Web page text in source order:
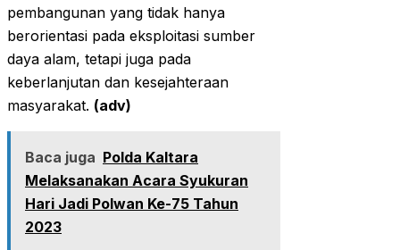
pembangunan yang tidak hanya
berorientasi pada eksploitasi sumber
daya alam, tetapi juga pada
keberlanjutan dan kesejahteraan
masyarakat. (adv)
Baca juga Polda Kaltara
Melaksanakan Acara Syukuran
Hari Jadi Polwan Ke-75 Tahun
2023